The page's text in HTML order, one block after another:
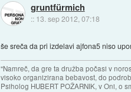
gruntfürmich
:: 13. sep 2012, 07:18
še sreča da pri izdelavi ajfona5 niso
"Namreč, da gre ta družba počasi v
visoko organizirana bebavost, do
Psiholog HUBERT POŽARNIK, v Oni, o